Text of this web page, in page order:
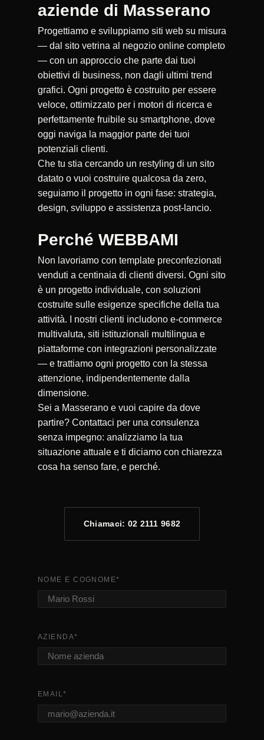
aziende di Masserano
Progettiamo e sviluppiamo siti web su misura
— dal sito vetrina al negozio online completo
— con un approccio che parte dai tuoi
obiettivi di business, non dagli ultimi trend
grafici. Ogni progetto è costruito per essere
veloce, ottimizzato per i motori di ricerca e
perfettamente fruibile su smartphone, dove
oggi naviga la maggior parte dei tuoi
potenziali clienti.
Che tu stia cercando un restyling di un sito
datato o vuoi costruire qualcosa da zero,
seguiamo il progetto in ogni fase: strategia,
design, sviluppo e assistenza post-lancio.
Perché WEBBAMI
Non lavoriamo con template preconfezionati
venduti a centinaia di clienti diversi. Ogni sito
è un progetto individuale, con soluzioni
costruite sulle esigenze specifiche della tua
attività. I nostri clienti includono e-commerce
multivaluta, siti istituzionali multilingua e
piattaforme con integrazioni personalizzate
— e trattiamo ogni progetto con la stessa
attenzione, indipendentemente dalla
dimensione.
Sei a Masserano e vuoi capire da dove
partire? Contattaci per una consulenza
senza impegno: analizziamo la tua
situazione attuale e ti diciamo con chiarezza
cosa ha senso fare, e perché.
Chiamaci: 02 2111 9682
NOME E COGNOME*
AZIENDA*
EMAIL*